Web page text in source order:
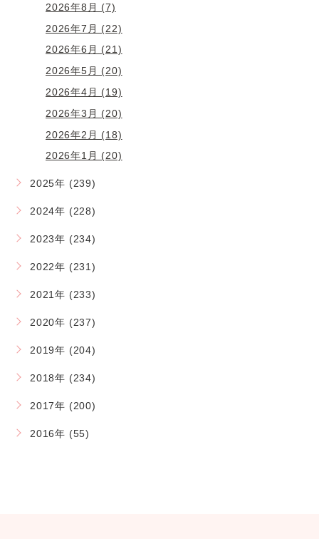
2026年8月 (7)
2026年7月 (22)
2026年6月 (21)
2026年5月 (20)
2026年4月 (19)
2026年3月 (20)
2026年2月 (18)
2026年1月 (20)
2025年 (239)
2024年 (228)
2023年 (234)
2022年 (231)
2021年 (233)
2020年 (237)
2019年 (204)
2018年 (234)
2017年 (200)
2016年 (55)